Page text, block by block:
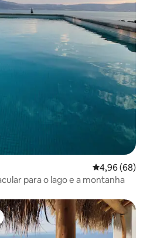
4,96 de uma
4,96 (68)
para o lago e a montanha